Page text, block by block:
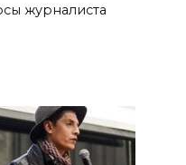
журналиста